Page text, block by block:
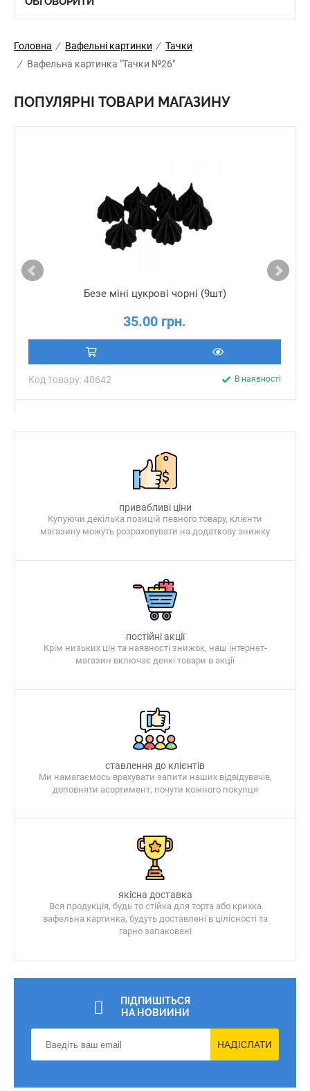
Головна / Вафельні картинки / Тачки
/ Вафельна картинка "Тачки №26"
ПОПУЛЯРНІ ТОВАРИ МАГАЗИНУ
Безе міні цукрові чорні (9шт)
35.00 грн.
Код товару: 40642 В наявності
привабливі ціни
Купуючи декілька позицій певного товару, клієнти
магазину можуть розраховувати на додаткову знижку
постійні акції
Крім низьких цін та наявності знижок, наш інтернет-
магазин включає деякі товари в акції
ставлення до клієнтів
Ми намагаємось врахувати запити наших відвідувачів,
доповняти асортимент, почути кожного покупця
якісна доставка
Вся продукція, будь то стійка для торта або крихка
вафельна картинка, будуть доставлені в цілісності та
гарно запаковані
ПІДПИШІТЬСЯ
НА НОВИИНИ
НАДІСЛАТИ